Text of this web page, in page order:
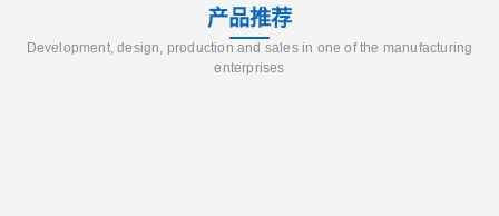
产品推荐
Development, design, production and sales in one of the manufacturing
enterprises